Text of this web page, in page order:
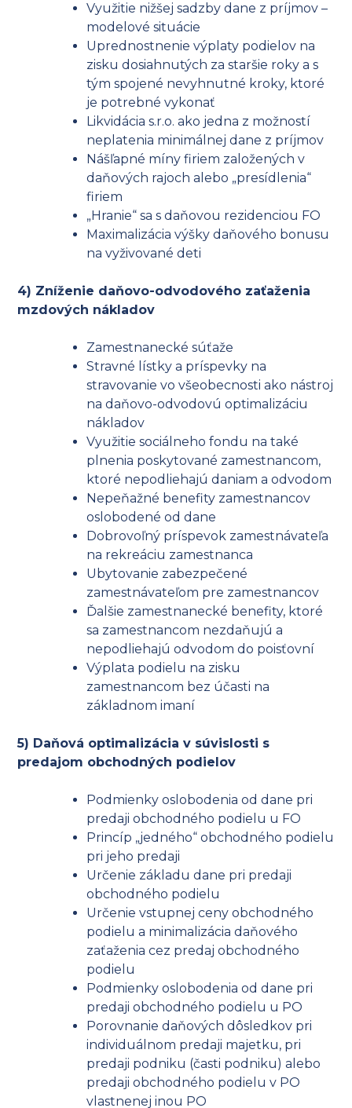
Využitie nižšej sadzby dane z príjmov –
modelové situácie
Uprednostnenie výplaty podielov na
zisku dosiahnutých za staršie roky a s
tým spojené nevyhnutné kroky, ktoré
je potrebné vykonať
Likvidácia s.r.o. ako jedna z možností
neplatenia minimálnej dane z príjmov
Nášľapné míny firiem založených v
daňových rajoch alebo „presídlenia“
firiem
„Hranie“ sa s daňovou rezidenciou FO
Maximalizácia výšky daňového bonusu
na vyživované deti
4) Zníženie daňovo-odvodového zaťaženia
mzdových nákladov
Zamestnanecké súťaže
Stravné lístky a príspevky na
stravovanie vo všeobecnosti ako nástroj
na daňovo-odvodovú optimalizáciu
nákladov
Využitie sociálneho fondu na také
plnenia poskytované zamestnancom,
ktoré nepodliehajú daniam a odvodom
Nepeňažné benefity zamestnancov
oslobodené od dane
Dobrovoľný príspevok zamestnávateľa
na rekreáciu zamestnanca
Ubytovanie zabezpečené
zamestnávateľom pre zamestnancov
Ďalšie zamestnanecké benefity, ktoré
sa zamestnancom nezdaňujú a
nepodliehajú odvodom do poisťovní
Výplata podielu na zisku
zamestnancom bez účasti na
základnom imaní
5) Daňová optimalizácia v súvislosti s
predajom obchodných podielov
Podmienky oslobodenia od dane pri
predaji obchodného podielu u FO
Princíp „jedného“ obchodného podielu
pri jeho predaji
Určenie základu dane pri predaji
obchodného podielu
Určenie vstupnej ceny obchodného
podielu a minimalizácia daňového
zaťaženia cez predaj obchodného
podielu
Podmienky oslobodenia od dane pri
predaji obchodného podielu u PO
Porovnanie daňových dôsledkov pri
individuálnom predaji majetku, pri
predaji podniku (časti podniku) alebo
predaji obchodného podielu v PO
vlastnenej inou PO